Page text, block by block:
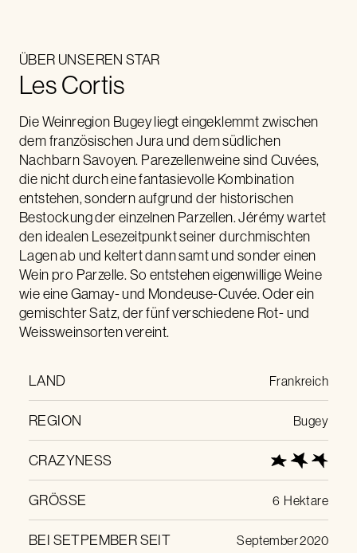
ÜBER UNSEREN STAR
Les Cortis
Die Weinregion Bugey liegt eingeklemmt zwischen
dem französischen Jura und dem südlichen
Nachbarn Savoyen. Parezellenweine sind Cuvées,
die nicht durch eine fantasievolle Kombination
entstehen, sondern aufgrund der historischen
Bestockung der einzelnen Parzellen. Jérémy wartet
den idealen Lesezeitpunkt seiner durchmischten
Lagen ab und keltert dann samt und sonder einen
Wein pro Parzelle. So entstehen eigenwillige Weine
wie eine Gamay- und Mondeuse-Cuvée. Oder ein
gemischter Satz, der fünf verschiedene Rot- und
Weissweinsorten vereint.
LAND Frankreich
REGION Bugey
CRAZYNESS
GRÖSSE 6 Hektare
BEI SETPEMBER SEIT September 2020